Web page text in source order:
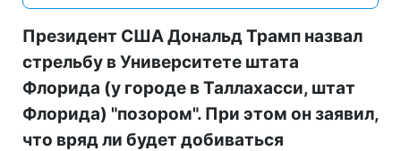
Президент США Дональд Трамп назвал
стрельбу в Университете штата
Флорида (у городе в Таллахасси, штат
Флорида) "позором". При этом он заявил,
что вряд ли будет добиваться